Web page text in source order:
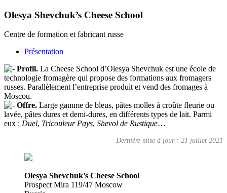
Olesya Shevchuk’s Cheese School
Centre de formation et fabricant russe
Présentation
Profil. La Cheese School d’Olesya Shevchuk est une école de
technologie fromagère qui propose des formations aux fromagers
russes. Parallèlement l’entreprise produit et vend des fromages à
Moscou.
Offre. Large gamme de bleus, pâtes molles à croûte fleurie ou
lavée, pâtes dures et demi-dures, en différents types de lait. Parmi
eux : Duel, Tricouleur Pays, Shevol de Rustique…
Dernière mise à jour : 21 juillet 2021
Olesya Shevchuk’s Cheese School
Prospect Mira 119/47 Moscow